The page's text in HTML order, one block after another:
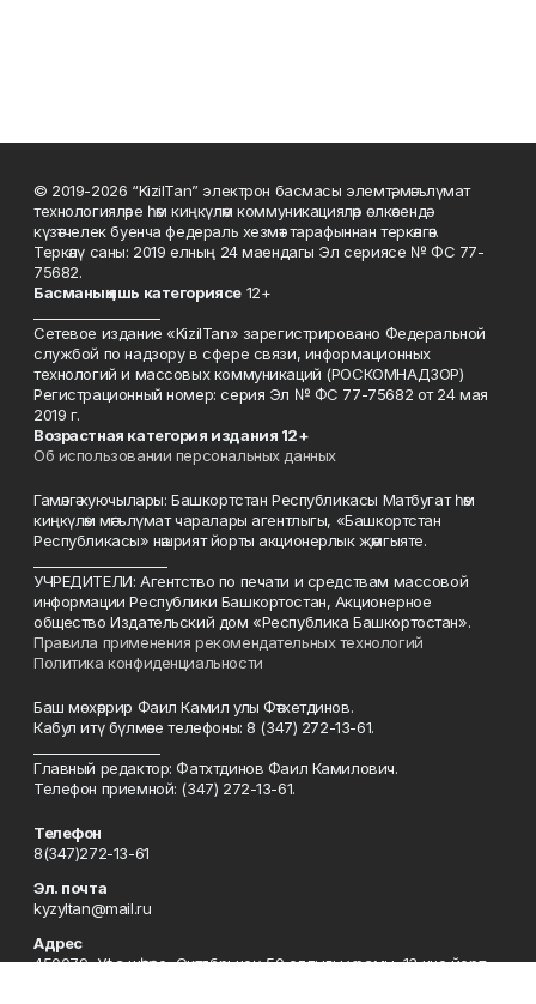
© 2019-2026 “KizilTan” электрон басмасы элемтә, мәгълүмат
технологияләре һәм киңкүләм коммуникацияләр өлкәсендә
күзәтчелек буенча федераль хезмәт тарафыннан теркәлгән.
Теркәлү саны: 2019 елның 24 маендагы Эл сериясе № ФС 77-
75682.
Басманың яшь категориясе12+
Сетевое издание «KizilTan» зарегистрировано Федеральной
службой по надзору в сфере связи, информационных
технологий и массовых коммуникаций (РОСКОМНАДЗОР)
Регистрационный номер: серия Эл № ФС 77-75682 от 24 мая
2019 г.
Возрастная категория издания 12+
Об использовании персональных данных
Гамәлгә куючылары: Башкортстан Республикасы Матбугат һәм
киңкүләм мәгълүмат чаралары агентлыгы, «Башкортстан
Республикасы» нәшрият йорты акционерлык җәмгыяте.
УЧРЕДИТЕЛИ: Агентство по печати и средствам массовой
информации Республики Башкортостан, Акционерное
общество Издательский дом «Республика Башкортостан».
Правила применения рекомендательных технологий
Политика конфиденциальности
Баш мөхәррир Фаил Камил улы Фәтхетдинов.
Кабул итү бүлмәсе телефоны: 8 (347) 272-13-61.
Главный редактор: Фатхтдинов Фаил Камилович.
Телефон приемной: (347) 272-13-61.
Телефон
8(347)272-13-61
Эл. почта
kyzyltan@mail.ru
Адрес
450079, Уфа шәһәре, Октябрьнең 50 еллыгы урамы, 13 нче йорт